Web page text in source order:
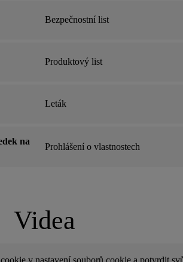
Bezpečnostní list
Produktový list
Leták
na
Prohlášení o vlastnostech
Videa
v nastavení souborů cookie a potvrdit